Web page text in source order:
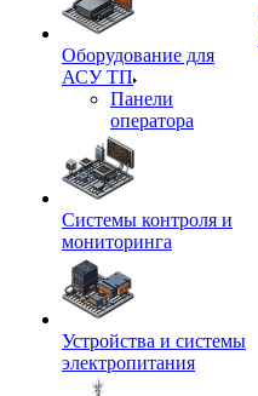
Оборудование для
АСУ ТП
Панели
оператора
Системы контроля и
мониторинга
Устройства и системы
электропитания